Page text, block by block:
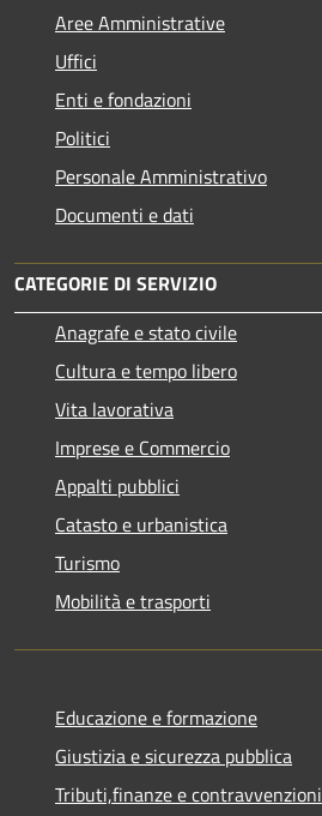
Aree Amministrative
Uffici
Enti e fondazioni
Politici
Personale Amministrativo
Documenti e dati
CATEGORIE DI SERVIZIO
Anagrafe e stato civile
Cultura e tempo libero
Vita lavorativa
Imprese e Commercio
Appalti pubblici
Catasto e urbanistica
Turismo
Mobilità e trasporti
Educazione e formazione
Giustizia e sicurezza pubblica
Tributi,finanze e contravvenzioni